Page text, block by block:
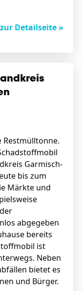
zur Detailseite »
Garmisch-
bis zum
Märkte und
abgegeben
bereits
ist
Neben
bietet es
und Bürger.